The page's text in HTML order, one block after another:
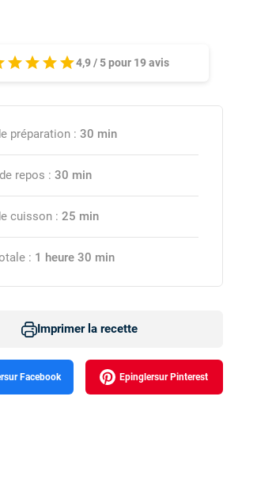
starstarstarstar4,9/ 5pour 19avis
préparation : 30 min
repos : 30 min
cuisson : 25 min
: 1 heure 30 min
Imprimer
Epingler